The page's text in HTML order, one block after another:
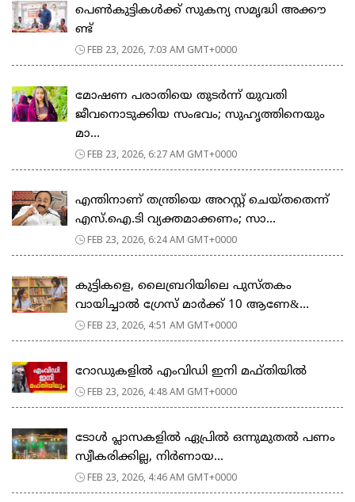
പെ​ൺ​കു​ട്ടി​ക​ൾ​ക്ക് സു​ക​ന്യ സ​മൃ​ദ്ധി അ​ക്കൗ​
ണ്ട്
FEB 23, 2026, 7:03 AM GMT+0000
മോഷണ പരാതിയെ തുടര്‍ന്ന് യുവതി
ജീവനൊടുക്കിയ സംഭവം; സുഹൃത്തിനെയും
മാ...
FEB 23, 2026, 6:27 AM GMT+0000
എന്തിനാണ് തന്ത്രിയെ അറസ്റ്റ് ചെയ്തതെന്ന്
എസ്.ഐ.ടി വ്യക്തമാക്കണം; സാ...
FEB 23, 2026, 6:24 AM GMT+0000
കുട്ടികളെ, ലൈബ്രറിയിലെ പുസ്തകം
വായിച്ചാല്‍ ഗ്രേസ് മാര്‍ക്ക് 10 ആണേ&...
FEB 23, 2026, 4:51 AM GMT+0000
റോഡുകളില്‍ എംവിഡി ഇനി മഫ്തിയില്‍
FEB 23, 2026, 4:48 AM GMT+0000
ടോള്‍ പ്ലാസകളില്‍ ഏപ്രില്‍ ഒന്നുമുതല്‍ പണം
സ്വീകരിക്കില്ല, നിര്‍ണായ...
FEB 23, 2026, 4:46 AM GMT+0000